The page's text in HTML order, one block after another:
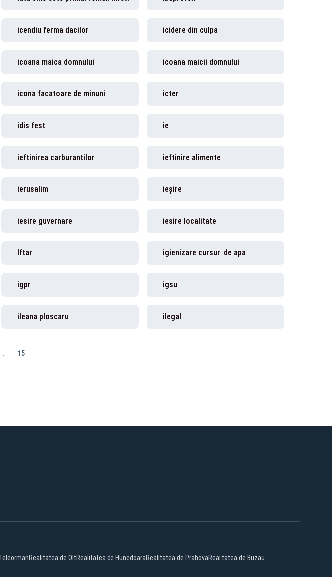
icendiu ferma dacilor icidere din culpa
icoana maica domnului icoana maicii domnului
icona facatoare de minuni icter
idis fest ie
ieftinirea carburantilor ieftinire alimente
ierusalim ieşire
iesire guvernare iesire localitate
Iftar igienizare cursuri de apa
igpr igsu
ileana ploscaru ilegal
15
Realitatea de OltRealitatea de HunedoaraRealitatea de PrahovaRealitatea de Buzau